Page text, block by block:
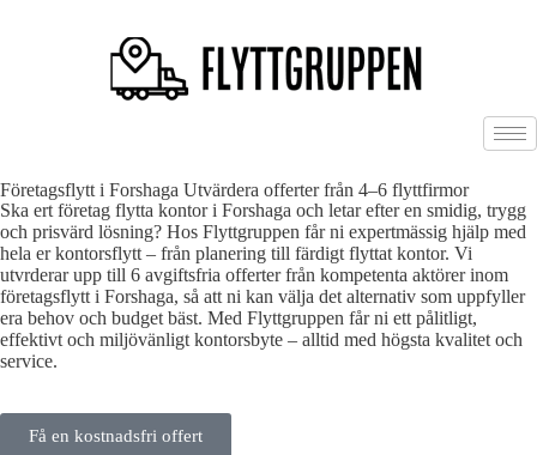
Företagsflytt i Forshaga Utvärdera offerter från 4–6 flyttfirmor
Ska ert företag flytta kontor i Forshaga och letar efter en smidig, trygg
och prisvärd lösning? Hos Flyttgruppen får ni expertmässig hjälp med
hela er kontorsflytt – från planering till färdigt flyttat kontor. Vi
utvrderar upp till 6 avgiftsfria offerter från kompetenta aktörer inom
företagsflytt i Forshaga, så att ni kan välja det alternativ som uppfyller
era behov och budget bäst. Med Flyttgruppen får ni ett pålitligt,
effektivt och miljövänligt kontorsbyte – alltid med högsta kvalitet och
service.
Få en kostnadsfri offert